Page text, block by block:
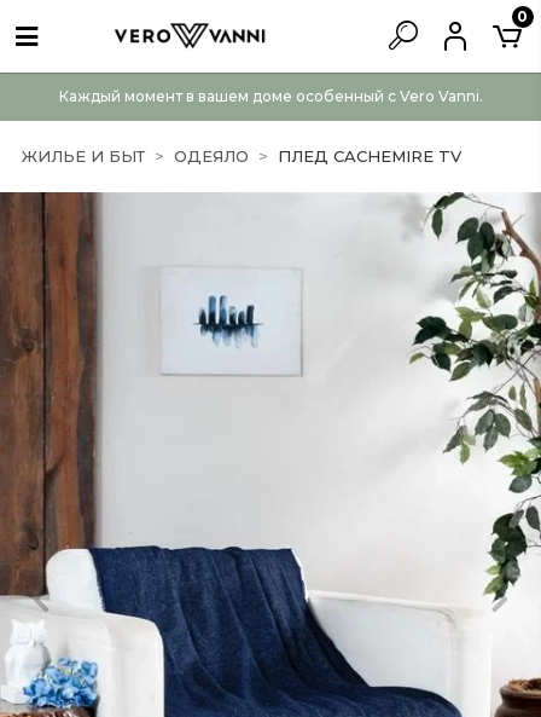
Каждый момент в вашем доме особенный с Vero Vanni.
0
ЖИЛЬЕ И БЫТ ОДЕЯЛО ПЛЕД CACHEMIRE TV